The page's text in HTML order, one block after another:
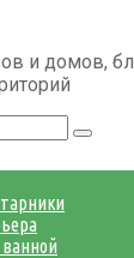
и домов,